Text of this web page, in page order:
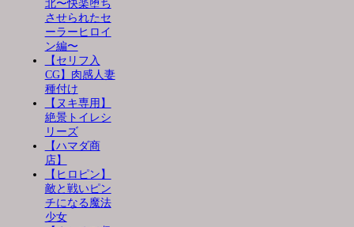
北〜快楽堕ち
させられたセ
ーラーヒロイ
ン編〜
【セリフ入
CG】肉感人妻
種付け
【ヌキ専用】
絶景トイレシ
リーズ
【ハマダ商
店】
【ヒロピン】
敵と戦いピン
チになる魔法
少女